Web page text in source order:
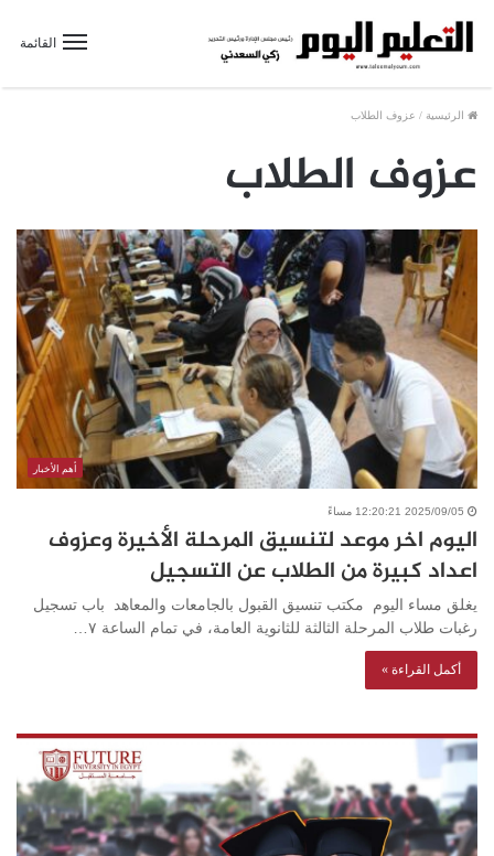
القائمة
الرئيسية / عزوف الطلاب
عزوف الطلاب
أهم الأخبار
2025/09/05 12:20:21 مساءً
اليوم اخر موعد لتنسيق المرحلة الأخيرة وعزوف
اعداد كبيرة من الطلاب عن التسجيل
يغلق مساء اليوم مكتب تنسيق القبول بالجامعات والمعاهد باب تسجيل
رغبات طلاب المرحلة الثالثة للثانوية العامة، في تمام الساعة ٧…
أكمل القراءة »